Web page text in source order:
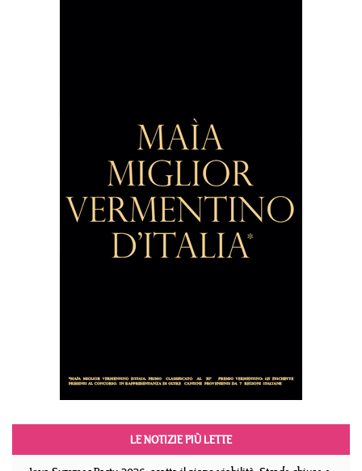
LE NOTIZIE PIÙ LETTE